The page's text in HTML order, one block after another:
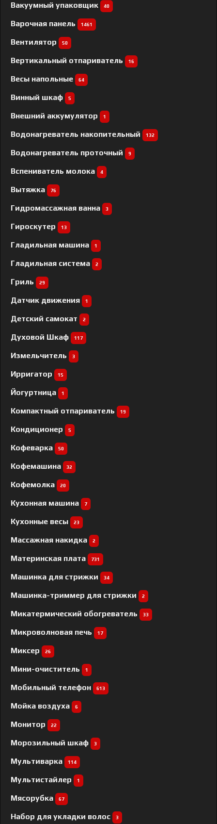
Вакуумный упаковщик 40
Варочная панель 1461
Вентилятор 50
Вертикальный отпариватель 16
Весы напольные 64
Винный шкаф 5
Внешний аккумулятор 1
Водонагреватель накопительный 132
Водонагреватель проточный 9
Вспениватель молока 4
Вытяжка 76
Гидромассажная ванна 3
Гироскутер 13
Гладильная машина 1
Гладильная система 2
Гриль 29
Датчик движения 1
Детский самокат 2
Духовой Шкаф 117
Измельчитель 3
Ирригатор 15
Йогуртница 1
Компактный отпариватель 19
Кондиционер 5
Кофеварка 50
Кофемашина 32
Кофемолка 20
Кухонная машина 7
Кухонные весы 23
Массажная накидка 2
Материнская плата 731
Машинка для стрижки 34
Машинка-триммер для стрижки 2
Микатермический обогреватель 33
Микроволновая печь 17
Миксер 26
Мини-очиститель 1
Мобильный телефон 613
Мойка воздуха 6
Монитор 22
Морозильный шкаф 3
Мультиварка 114
Мультистайлер 1
Мясорубка 67
Набор для укладки волос 3